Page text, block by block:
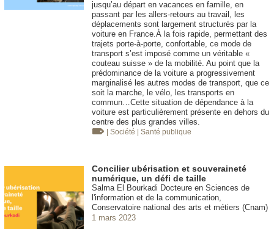
jusqu’au départ en vacances en famille, en
passant par les allers-retours au travail, les
déplacements sont largement structurés par la
voiture en France.À la fois rapide, permettant des
trajets porte-à-porte, confortable, ce mode de
transport s’est imposé comme un véritable «
couteau suisse » de la mobilité. Au point que la
prédominance de la voiture a progressivement
marginalisé les autres modes de transport, que ce
soit la marche, le vélo, les transports en
commun…Cette situation de dépendance à la
voiture est particulièrement présente en dehors du
centre des plus grandes villes.
| Société | Santé publique
Concilier ubérisation et souveraineté
numérique, un défi de taille
Salma El Bourkadi Docteure en Sciences de
l'information et de la communication,
Conservatoire national des arts et métiers (Cnam)
1 mars 2023